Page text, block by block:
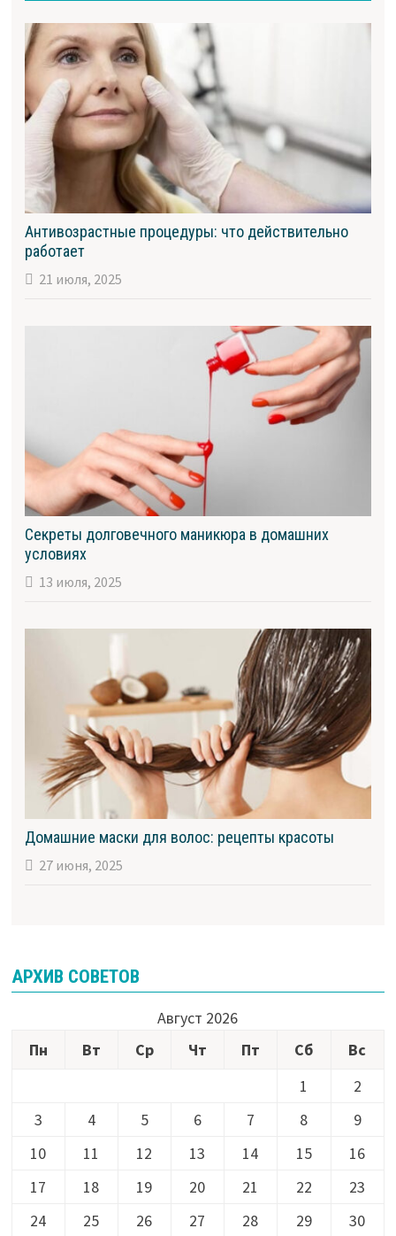
Антивозрастные процедуры: что действительно
работает
21 июля, 2025
Секреты долговечного маникюра в домашних
условиях
13 июля, 2025
Домашние маски для волос: рецепты красоты
27 июня, 2025
АРХИВ СОВЕТОВ
Август 2026
Пн
Вт Ср Чт Пт Сб
Вс
1
2
3
4 5 6 7 8
9
10
11 12 13 14 15
16
17
18 19 20 21 22
23
24
25 26 27 28 29 30